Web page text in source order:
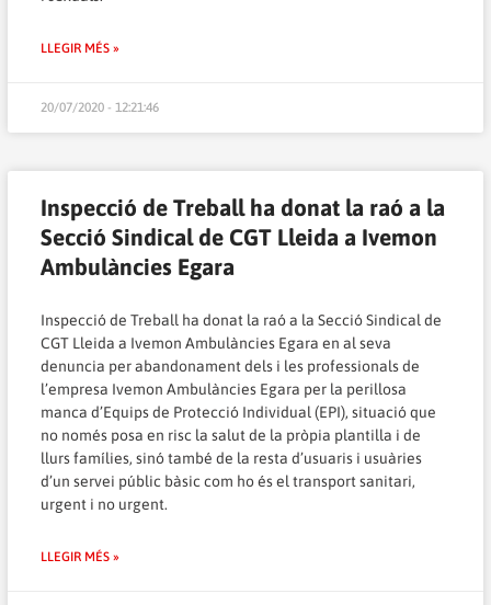
LLEGIR MÉS »
20/07/2020 - 12:21:46
Inspecció de Treball ha donat la raó a la
Secció Sindical de CGT Lleida a Ivemon
Ambulàncies Egara
Inspecció de Treball ha donat la raó a la Secció Sindical de
CGT Lleida a Ivemon Ambulàncies Egara en al seva
denuncia per abandonament dels i les professionals de
l’empresa Ivemon Ambulàncies Egara per la perillosa
manca d’Equips de Protecció Individual (EPI), situació que
no només posa en risc la salut de la pròpia plantilla i de
llurs famílies, sinó també de la resta d’usuaris i usuàries
d’un servei públic bàsic com ho és el transport sanitari,
urgent i no urgent.
LLEGIR MÉS »